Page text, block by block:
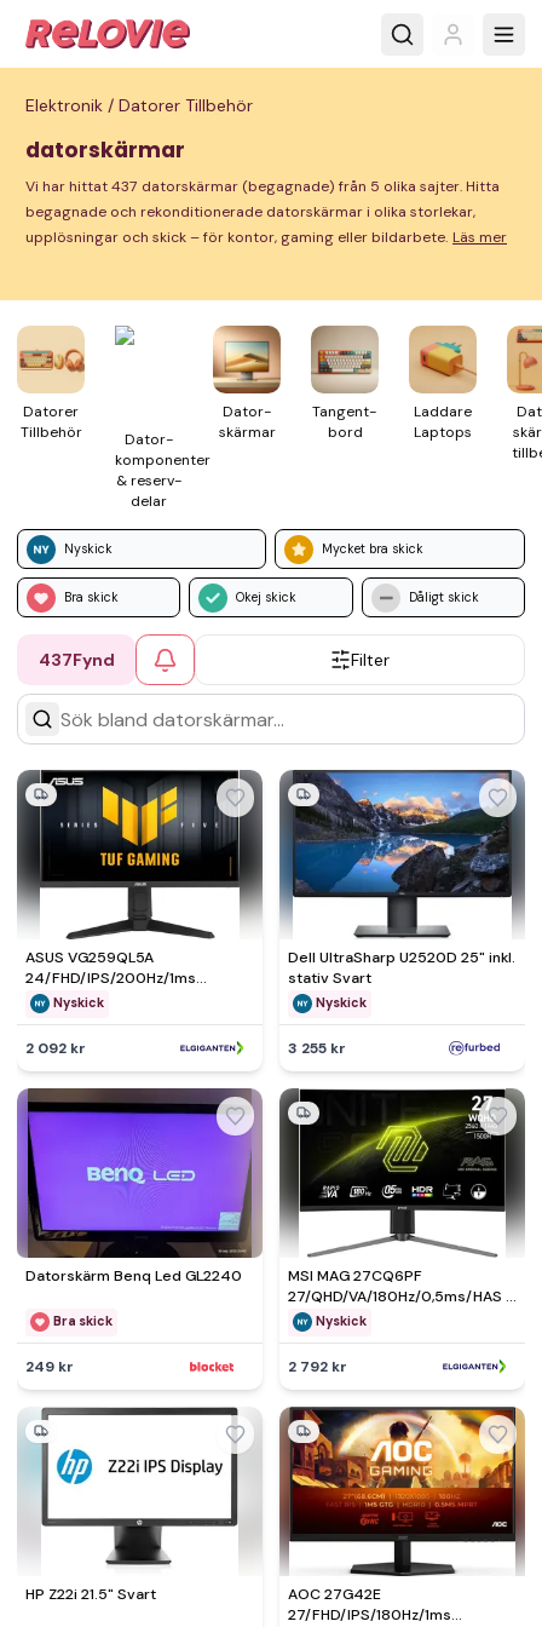
Elektronik / Datorer Tillbehör
datorskärmar
Vi har hittat 437 datorskärmar (begagnade) från 5 olika sajter. Hitta
begagnade och rekonditionerade datorskärmar i olika storlekar,
upplösningar och skick – för kontor, gaming eller bildarbete. Läs mer
Datorer
Till­behör
Dator­
komponenter
& reserv­
delar
Dator­
skärmar
Tangent­
bord
Laddare
Laptops
Nyskick Mycket bra skick
Bra skick Okej skick Dåligt skick
437Fynd Filter
ASUS VG259QL5A
24/FHD/IPS/200Hz/1ms
bildskärm för gaming - Nyskick
- i originalförpackning
Nyskick
2 092 kr
Dell UltraSharp U2520D 25" inkl.
stativ Svart
Nyskick
3 255 kr
Datorskärm Benq Led GL2240
Bra skick
249 kr
MSI MAG 27CQ6PF
27/QHD/VA/180Hz/0,5ms/HAS -
Nyskick - i originalförpackning
Nyskick
2 792 kr
HP Z22i 21.5" Svart
AOC 27G42E
27/FHD/IPS/180Hz/1ms